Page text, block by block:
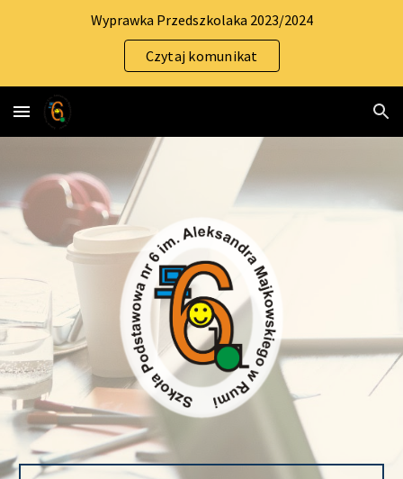
Skip to main content Skip to navigation
Wyprawka Przedszkolaka 2023/2024
Czytaj komunikat